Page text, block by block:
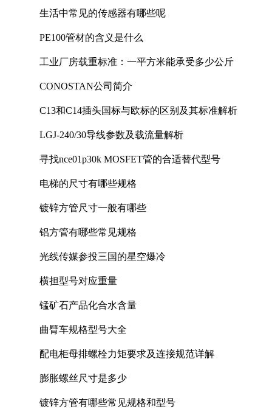
生活中常见的传感器有哪些呢
PE100管材的含义是什么
工业厂房载重标准：一平方米能承受多少公斤
CONOSTAN公司简介
C13和C14插头国标与欧标的区别及其标准解析
LGJ-240/30导线参数及载流量解析
寻找nce01p30k MOSFET管的合适替代型号
电梯的尺寸有哪些规格
镀锌方管尺寸一般有哪些
铝方管有哪些常见规格
光线传媒参投三国的星空爆冷
横担型号对应重量
锰矿石产品化合水含量
曲臂车规格型号大全
配电柜母排螺栓力矩要求及连接规范详解
膨胀螺丝尺寸是多少
镀锌方管有哪些常见规格和型号